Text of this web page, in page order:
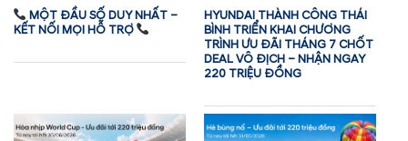
MỘT ĐẦU SỐ DUY NHẤT –
KẾT NỐI MỌI HỖ TRỢ
HYUNDAI THÀNH CÔNG THÁI
BÌNH TRIỂN KHAI CHƯƠNG
TRÌNH ƯU ĐÃI THÁNG 7 CHỐT
DEAL VÔ ĐỊCH – NHẬN NGAY
220 TRIỆU ĐỒNG